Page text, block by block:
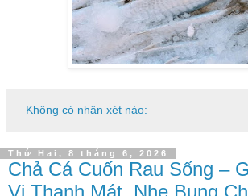
Không có nhận xét nào:
Thứ Hai, 8 tháng 6, 2026
Chả Cá Cuốn Rau Sống –
Vị Thanh Mát, Nhẹ Bụng